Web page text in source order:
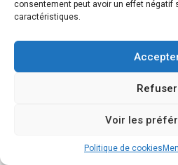
consentement peut avoir un effet
caractéristiques.
Refuser
Voir les
Politique de cookies
et de fermeture en douceur
l'intérieur pour le Reinigung
avec seuil (hauteur 6 mm) ou
étanchéité absolue ne peut pas
PPP 53005